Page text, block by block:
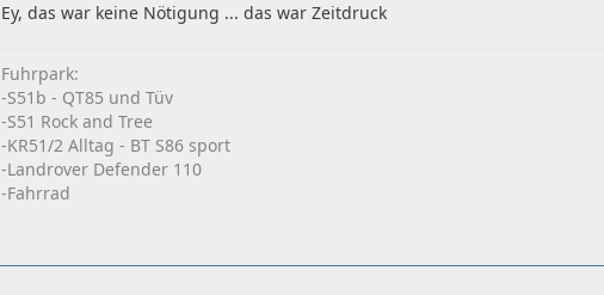
Ey, das war keine Nötigung ... das war Zeitdruck
Fuhrpark:
-S51b - QT85 und Tüv
-S51 Rock and Tree
-KR51/2 Alltag - BT S86 sport
-Landrover Defender 110
-Fahrrad